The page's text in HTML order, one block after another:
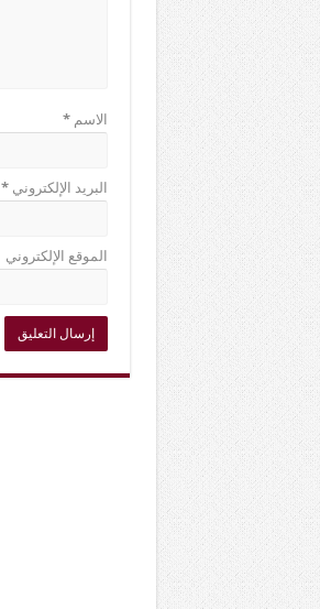
الاسم*
البريد الإلكتروني*
الموقع الإلكتروني